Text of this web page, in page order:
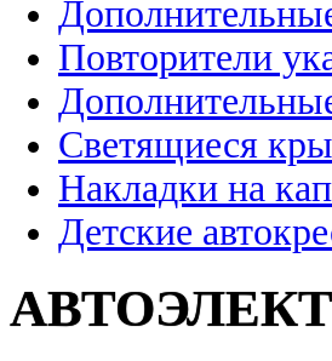
Повторители
Светящиеся
Накладки на
Детские